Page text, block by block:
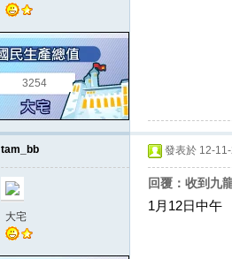
3254
tam_bb
大宅
發表於 12-
回覆：收到九
1月12日中午